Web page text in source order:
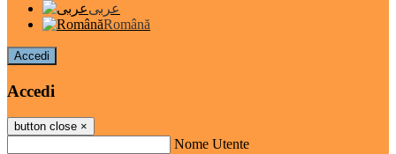
عربى
Română
Accedi
Accedi
button close ×
Nome Utente